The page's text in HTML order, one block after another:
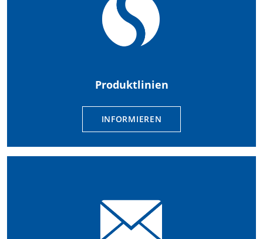
Produktlinien
INFORMIEREN